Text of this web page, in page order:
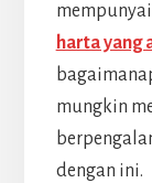
harta yang
mungkin
dengan ini.